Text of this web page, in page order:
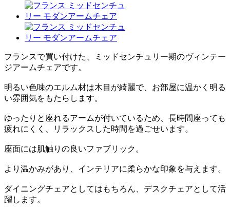
フランスで買い付けた、ミッドセンチュリー期のヴィンテー
ジアームチェアです。
明るい色味のエルム材は木目が綺麗で、お部屋に温かく明る
い雰囲気をもたらします。
ゆったりと座れるアームが付いているため、長時間座っても
疲れにくく、リラックスした時間を過ごせいます。
座面には肌触りの良いファブリック。
より温かみがあり、インテリアに柔らかな印象を与えます。
ダイニングチェアとしてはもちろん、デスクチェアとして活
躍します。